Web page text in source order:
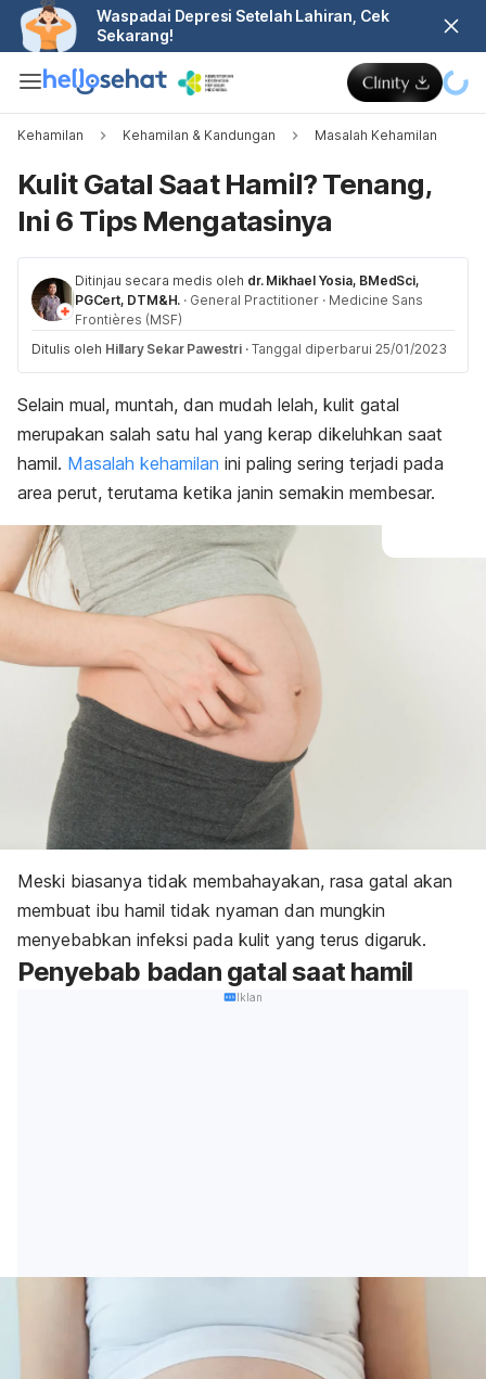
Waspadai Depresi Setelah Lahiran, Cek
Sekarang!
Kehamilan Kehamilan & Kandungan Masalah Kehamilan
Kulit Gatal Saat Hamil? Tenang,
Ini 6 Tips Mengatasinya
Ditinjau secara medis oleh dr. Mikhael Yosia, BMedSci,
PGCert, DTM&H. · General Practitioner · Medicine Sans
Frontières (MSF)
Ditulis oleh Hillary Sekar Pawestri · Tanggal diperbarui 25/01/2023
Selain mual, muntah, dan mudah lelah, kulit gatal
merupakan salah satu hal yang kerap dikeluhkan saat
hamil. Masalah kehamilan ini paling sering terjadi pada
area perut, terutama ketika janin semakin membesar.
Meski biasanya tidak membahayakan, rasa gatal akan
membuat ibu hamil tidak nyaman dan mungkin
menyebabkan infeksi pada kulit yang terus digaruk.
Penyebab badan gatal saat hamil
Iklan